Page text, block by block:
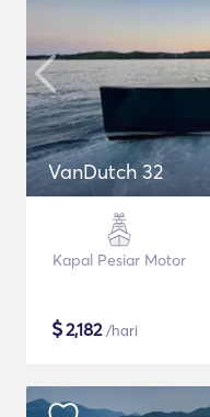
VanDutch 32
Kapal Pesiar Motor
$2,182/hari